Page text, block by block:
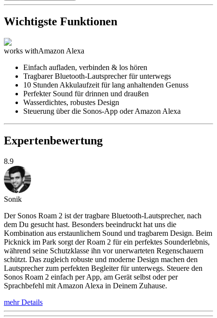
Wichtigste Funktionen
works withAmazon Alexa
Einfach aufladen, verbinden & los hören
Tragbarer Bluetooth-Lautsprecher für unterwegs
10 Stunden Akkulaufzeit für lang anhaltenden Genuss
Perfekter Sound für drinnen und draußen
Wasserdichtes, robustes Design
Steuerung über die Sonos-App oder Amazon Alexa
Expertenbewertung
8.9
Sonik
Der Sonos Roam 2 ist der tragbare Bluetooth-Lautsprecher, nach
dem Du gesucht hast. Besonders beeindruckt hat uns die
Kombination aus erstaunlichem Sound und tragbarem Design. Beim
Picknick im Park sorgt der Roam 2 für ein perfektes Sounderlebnis,
während seine Schutzklasse ihn vor unerwarteten Regenschauern
schützt. Das zugleich robuste und moderne Design machen den
Lautsprecher zum perfekten Begleiter für unterwegs. Steuere den
Sonos Roam 2 einfach per App, am Gerät selbst oder per
Sprachbefehl mit Amazon Alexa in Deinem Zuhause.
mehr Details